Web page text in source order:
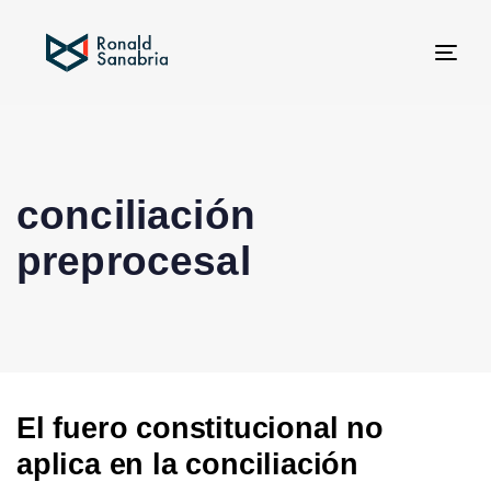
conciliación
preprocesal
El fuero constitucional no
aplica en la conciliación